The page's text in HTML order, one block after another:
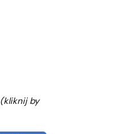
(kliknij by